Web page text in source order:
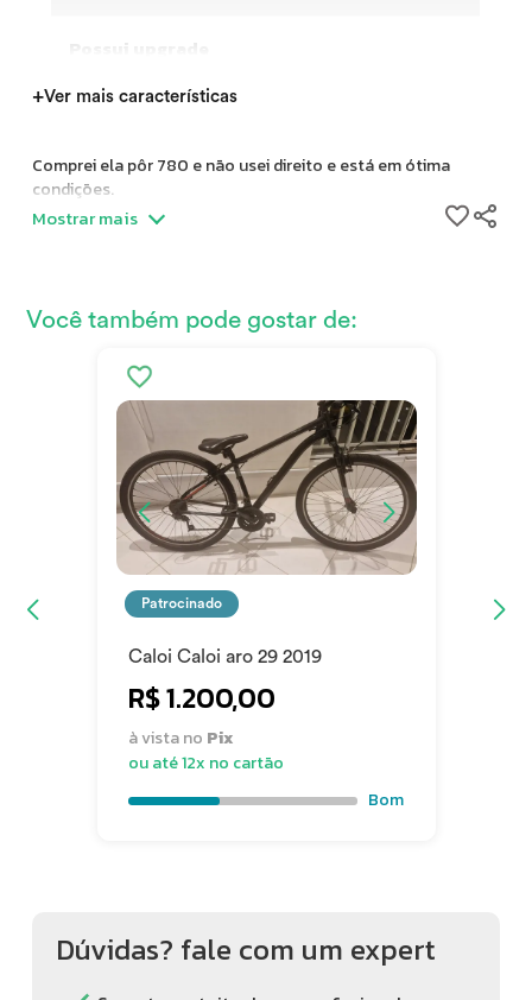
+Ver mais características
Comprei ela pôr 780 e não usei direito e está em ótima
condições.
Mostrar mais
Você também pode gostar de:
Patrocinado
Caloi Caloi aro 29 2019
R$ 1.200,00
à vista no Pix
ou até 12x no cartão
Bom
Dúvidas? fale com um expert